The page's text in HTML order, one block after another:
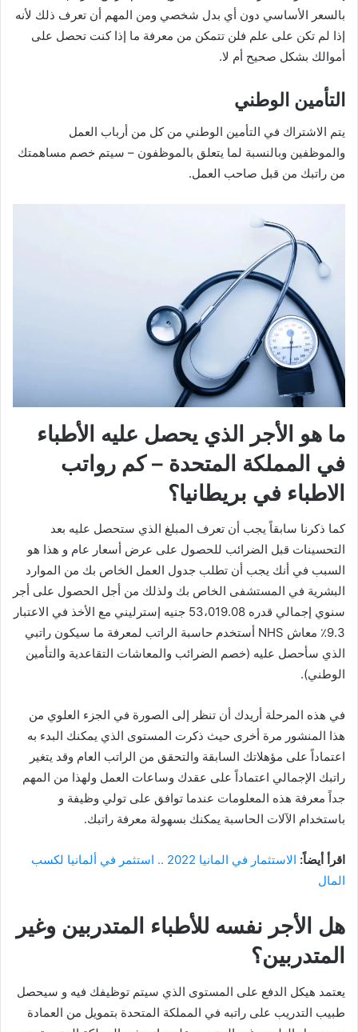
بالسعر الأساسي دون أي بدل شخصي ومن المهم أن تعرف ذلك لأنه
إذا لم تكن على علم فلن تتمكن من معرفة ما إذا كنت تحصل على
أموالك بشكل صحيح أم لا.
التأمين الوطني
يتم الاشتراك في التأمين الوطني من كل من أرباب العمل
والموظفين وبالنسبة لما يتعلق بالموظفون – سيتم خصم مساهمتك
من راتبك من قبل صاحب العمل.
ما هو الأجر الذي يحصل عليه الأطباء
في المملكة المتحدة – كم رواتب
الاطباء في بريطانيا؟
كما ذكرنا سابقاً يجب أن تعرف المبلغ الذي ستحصل عليه بعد
التحسينات قبل الضرائب للحصول على عرض أسعار عام و هذا هو
السبب في أنك يجب أن تطلب جدول العمل الخاص بك من الموارد
البشرية في المستشفى الخاص بك ولذلك من أجل الحصول على أجر
سنوي إجمالي قدره 53،019.08 جنيه إسترليني مع الأخذ في الاعتبار
9.3٪ معاش NHS أستخدم حاسبة الراتب لمعرفة ما سيكون راتبي
الذي سأحصل عليه (خصم الضرائب والمعاشات التقاعدية والتأمين
الوطني).
في هذه المرحلة أريدك أن تنظر إلى الصورة في الجزء العلوي من
هذا المنشور مرة أخرى حيث ذكرت المستوى الذي يمكنك البدء به
اعتماداً على مؤهلاتك السابقة والتحقق من الراتب العام وقد يتغير
راتبك الإجمالي اعتماداً على عقدك وساعات العمل ولهذا من المهم
جداً معرفة هذه المعلومات عندما توافق على تولي وظيفة و
باستخدام الآلات الحاسبة يمكنك بسهولة معرفة راتبك.
اقرأ أيضاً:
الاستثمار في المانيا 2022 .. استثمر في ألمانيا لكسب
المال
هل الأجر نفسه للأطباء المتدربين وغير
المتدربين؟
يعتمد هيكل الدفع على المستوى الذي سيتم توظيفك فيه و سيحصل
طبيب التدريب على راتبه في المملكة المتحدة بتمويل من العمادة